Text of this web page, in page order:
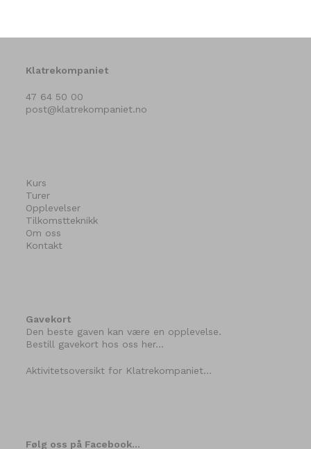
Klatrekompaniet
47 64 50 00
post@klatrekompaniet.no
Kurs
Turer
Opplevelser
Tilkomstteknikk
Om oss
Kontakt
Gavekort
Den beste gaven kan være en opplevelse.
Bestill gavekort hos oss her…
Aktivitetsoversikt for Klatrekompaniet…
Følg oss på Facebook…